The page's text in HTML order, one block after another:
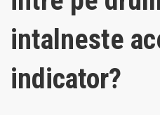
intalneste
indicator?